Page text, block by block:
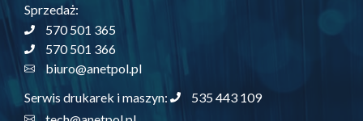
Sprzedaż:
570 501 365
570 501 366
biuro@anetpol.pl
Serwis drukarek i maszyn:
535 443 109